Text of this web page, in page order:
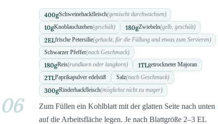
400gSchweinehackfleisch(gemischt durchwachsen)
10gKnoblauchzehen(geschält) 180gZwiebeln(gelb, geschält)
2ELfrische Petersilie(gehackt, für die Füllung und etwas zum Servieren)
Schwarzer Pfeffer(nach Geschmack)
180gReis(rundkorn oder langkorn) 1TLgetrockneter Majoran
2TLPaprikapulver edelsüß Salz(nach Geschmack)
300gRinderhackfleisch(möglichst nicht zu mager)
06
Zum Füllen ein Kohlblatt mit der glatten Seite nach unten
auf die Arbeitsfläche legen. Je nach Blattgröße 2–3 EL